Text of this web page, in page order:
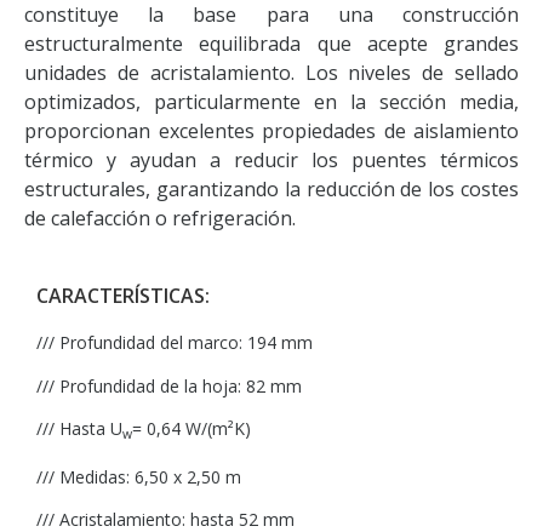
constituye la base para una construcción
estructuralmente equilibrada que acepte grandes
unidades de acristalamiento. Los niveles de sellado
optimizados, particularmente en la sección media,
proporcionan excelentes propiedades de aislamiento
térmico y ayudan a reducir los puentes térmicos
estructurales, garantizando la reducción de los costes
de calefacción o refrigeración.
CARACTERÍSTICAS:
/// Profundidad del marco: 194 mm
/// Profundidad de la hoja: 82 mm
/// Hasta Uw= 0,64 W/(m²K)
/// Medidas: 6,50 x 2,50 m
/// Acristalamiento: hasta 52 mm